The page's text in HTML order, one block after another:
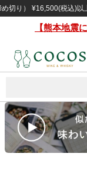
） ¥16,500(税込)以上
【熊本地震